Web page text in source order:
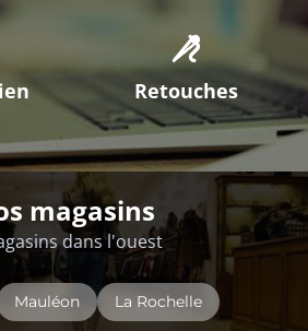
Retouches
magasins
dans l'ouest
Mauléon La Rochelle